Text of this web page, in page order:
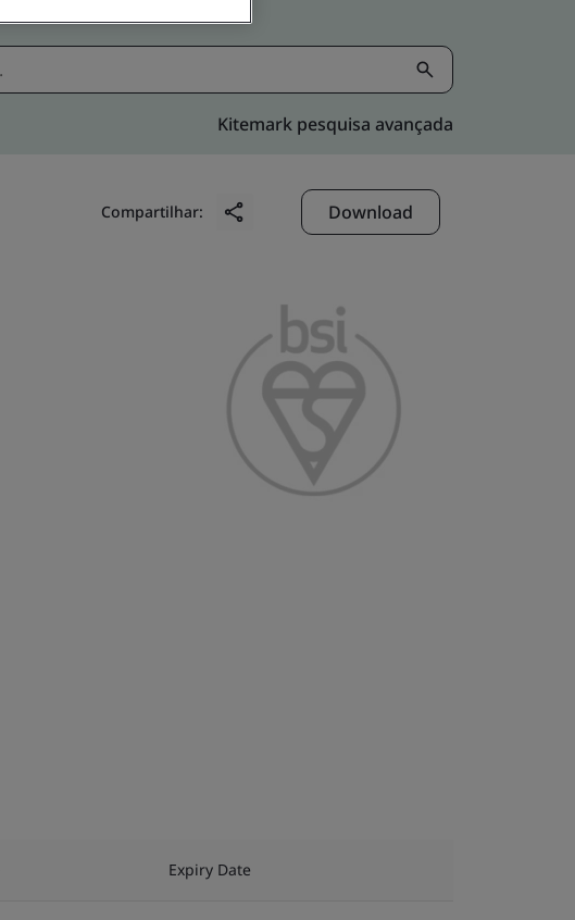
Kitemark pesquisa avançada
Compartilhar: Download
Expiry Date